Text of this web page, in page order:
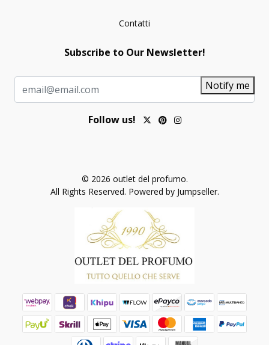
Contatti
Subscribe to Our Newsletter!
Notify me
Follow us!
© 2026 outlet del profumo.
All Rights Reserved. Powered by Jumpseller.